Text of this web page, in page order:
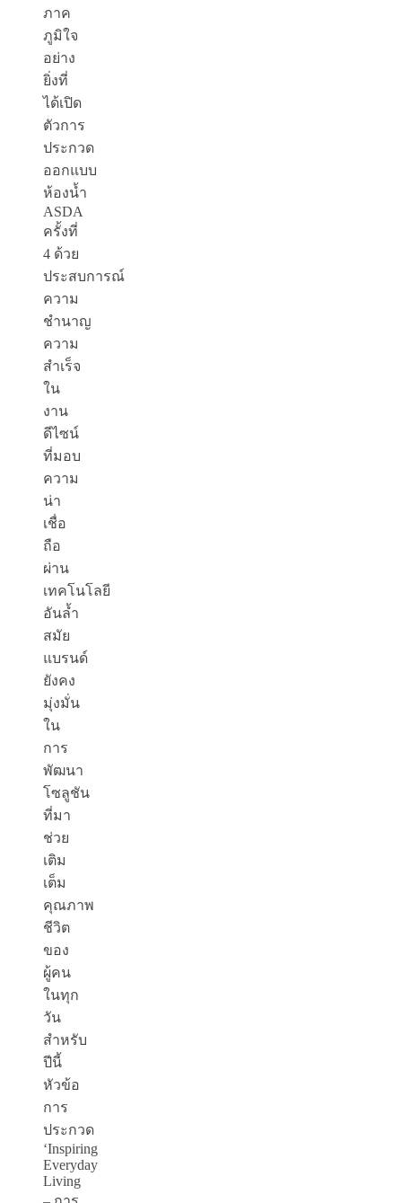
ภาค
ภูมิใจ
อย่าง
ยิ่งที่
ได้เปิด
ตัวการ
ประกวด
ออกแบบ
ห้องน้ำ
ASDA
ครั้งที่
4 ด้วย
ประสบการณ์
ความ
ชำนาญ
ความ
สำเร็จ
ใน
งาน
ดีไซน์
ที่มอบ
ความ
น่า
เชื่อ
ถือ
ผ่าน
เทคโนโลยี
อันล้ำ
สมัย
แบรนด์
ยังคง
มุ่งมั่น
ใน
การ
พัฒนา
โซลูชัน
ที่มา
ช่วย
เติม
เต็ม
คุณภาพ
ชีวิต
ของ
ผู้คน
ในทุก
วัน
สำหรับ
ปีนี้
หัวข้อ
การ
ประกวด
‘Inspiring
Everyday
Living